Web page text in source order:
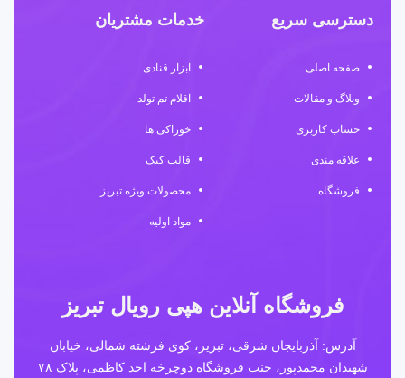
دسترسی سریع
صفحه اصلی
وبلاگ و مقالات
حساب کاربری
علاقه مندی
فروشگاه
خدمات مشتریان
ابزار قنادی
اقلام تم تولد
خوراکی ها
قالب کیک
محصولات ویژه تبریز
مواد اولیه
فروشگاه آنلاین هپی رویال تبریز
آدرس: آذربایجان شرقی، تبریز، کوی فرشته شمالی، خیابان
شهیدان محمدپور، جنب فروشگاه دوچرخه احد کاظمی، پلاک ۷۸